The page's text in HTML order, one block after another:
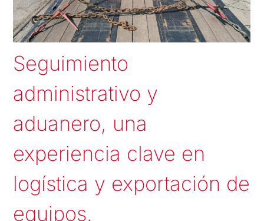
Seguimiento
administrativo y
aduanero, una
experiencia clave en
logística y exportación de
equipos.